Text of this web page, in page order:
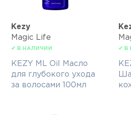
Kezy
Magic Life
✔ В НАЛИЧИИ
KEZY ML Oil Масло
для глубокого ухода
за волосами 100мл
✔ В